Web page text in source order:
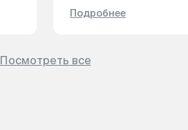
Подробнее
Посмотреть все